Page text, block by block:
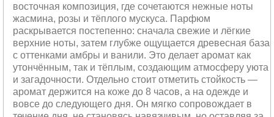
восточная композиция, где сочетаются нежные ноты
жасмина, розы и тёплого мускуса. Парфюм
раскрывается постепенно: сначала свежие и лёгкие
верхние ноты, затем глубже ощущается древесная база
с оттенками амбры и ванили. Это делает аромат как
утончённым, так и тёплым, создающим атмосферу уюта
и загадочности. Отдельно стоит отметить стойкость —
аромат держится на коже до 8 часов, а на одежде и
вовсе до следующего дня. Он мягко сопровождает в